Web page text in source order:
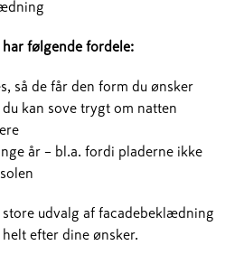
har følgende fordele:
så de får den form du ønsker
kan sove trygt om natten
år – bl.a. fordi pladerne ikke
store udvalg af facadebeklædning
efter dine ønsker.